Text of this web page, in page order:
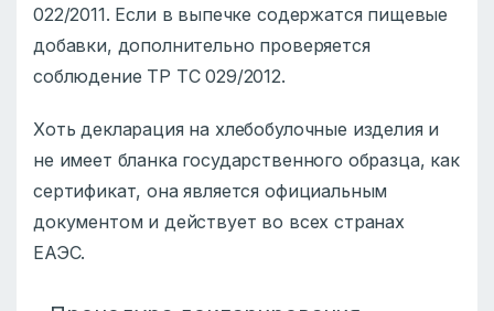
022/2011. Если в выпечке содержатся пищевые
добавки, дополнительно проверяется
соблюдение ТР ТС 029/2012.
Хоть декларация на хлебобулочные изделия и
не имеет бланка государственного образца, как
сертификат, она является официальным
документом и действует во всех странах
ЕАЭС.